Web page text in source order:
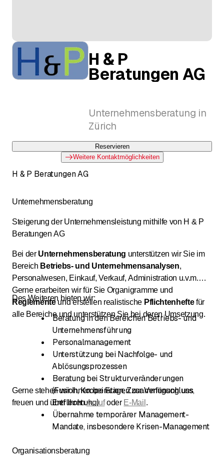
H & P
Beratungen AG
Unternehmensberatung in
Zürich
Reservieren
Weitere Kontaktmöglichkeiten
H & P Beratungen AG
Unternehmensberatung
Steigerung der Unternehmensleistung mithilfe von H & P
Beratungen AG
Bei der Unternehmensberatung unterstützen wir Sie im
Bereich Betriebs- und Unternehmensanalysen,
Personalwesen, Einkauf, Verkauf, Administration u.v.m.
Gerne erarbeiten wir für Sie Organigramme und
Reglementeund erstellen realistische Pflichtenheftefür
alle Bereiche und unterstützen Sie bei deren Umsetzung.
Des Weiteren bieten wir:
Beratung in den Bereichen Betriebs- und
Unternehmensführung
Personalmanagement
Unterstützung bei Nachfolge- und
Ablösungsprozessen
Beratung bei Strukturveränderungen
(Fusion, Kooperation, Zusammenschluss,
Entflechtung)
Übernahme temporärer Management-
Mandate, insbesondere Krisen-Management
Gerne stehen wir Ihnen bei Fragen zur Verfügung uns
freuen und über IhrenAnrufoder E-Mail .
Organisationsberatung